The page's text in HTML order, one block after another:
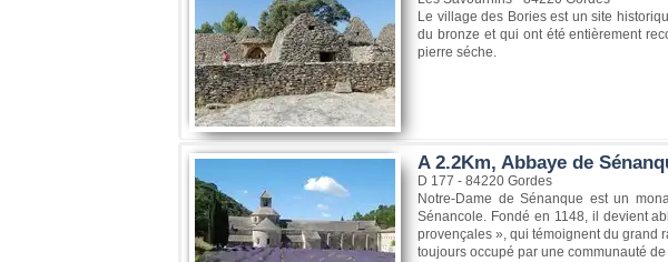
Le village des Bories est un site
du bronze et qui ont été entièrement
pierre séche.
A 2.2Km, Abbaye de
D 177 - 84220 Gordes
Notre-Dame de Sénanque est un
Sénancole. Fondé en 1148, il devient
provençales », qui témoignent du grand
toujours occupé par une communauté